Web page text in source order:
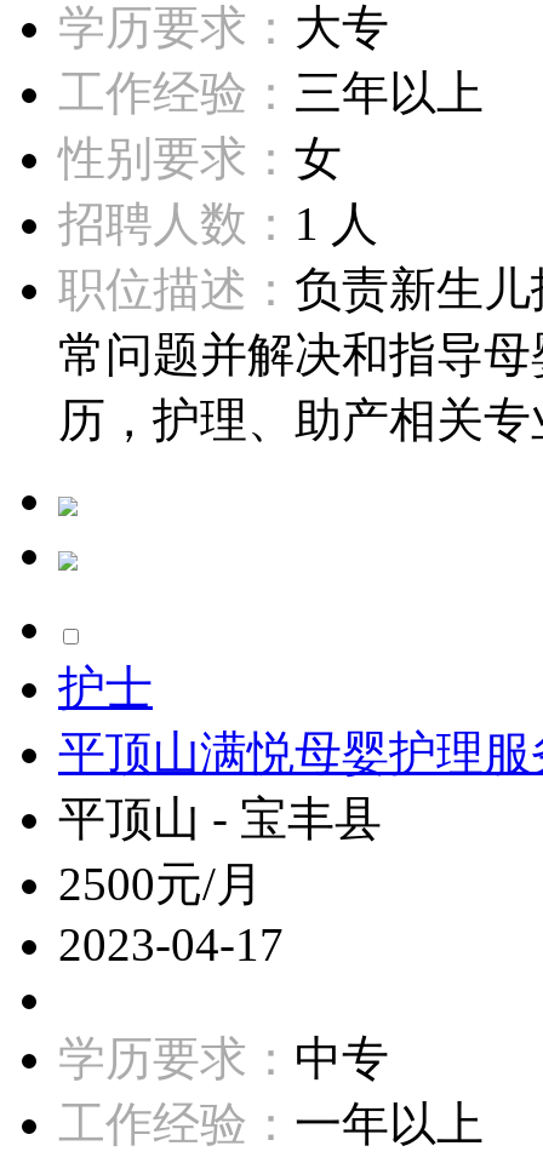
学历要求： 大专
工作经验： 三年以上
性别要求： 女
招聘人数： 1 人
职位描述： 负责新生
常问题并解决和指导
历，护理、助产相关专
护士
平顶山满悦母婴护理
平顶山 - 宝丰县
2500元/月
2023-04-17
学历要求： 中专
工作经验： 一年以上